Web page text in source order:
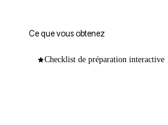
Ce que vous obtenez
Checklist de préparation interactive